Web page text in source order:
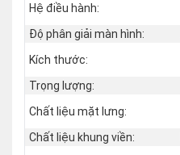
Hệ điều hành:
Độ phân giải màn hình:
Kích thước:
Trọng lượng:
Chất liệu mặt lưng:
Chất liệu khung viền: